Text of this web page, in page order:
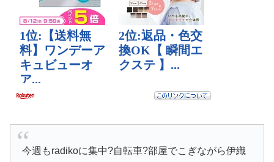
今週もradikoに集中?自転車?部屋でこぎながら伊織